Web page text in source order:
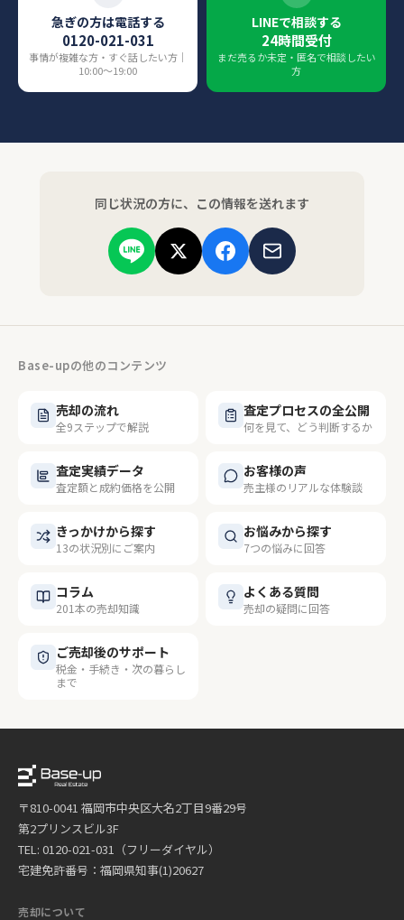
急ぎの方は電話する
0120-021-031
事情が複雑な方・すぐ話したい方｜
10:00〜19:00
LINEで相談する
24時間受付
まだ売るか未定・匿名で相談したい
方
同じ状況の方に、この情報を送れます
Base-upの他のコンテンツ
売却の流れ
全9ステップで解説
査定プロセスの全公開
何を見て、どう判断するか
査定実績データ
査定額と成約価格を公開
お客様の声
売主様のリアルな体験談
きっかけから探す
13の状況別にご案内
お悩みから探す
7つの悩みに回答
コラム
201本の売却知識
よくある質問
売却の疑問に回答
ご売却後のサポート
税金・手続き・次の暮らし
まで
〒810-0041 福岡市中央区大名2丁目9番29号
第2プリンスビル3F
TEL: 0120-021-031（フリーダイヤル）
宅建免許番号：福岡県知事(1)20627
売却について